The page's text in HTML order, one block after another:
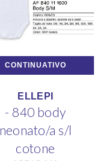
CONTINUATIVO
ELLEPI
- 840 body
neonato/a s/l
cotone